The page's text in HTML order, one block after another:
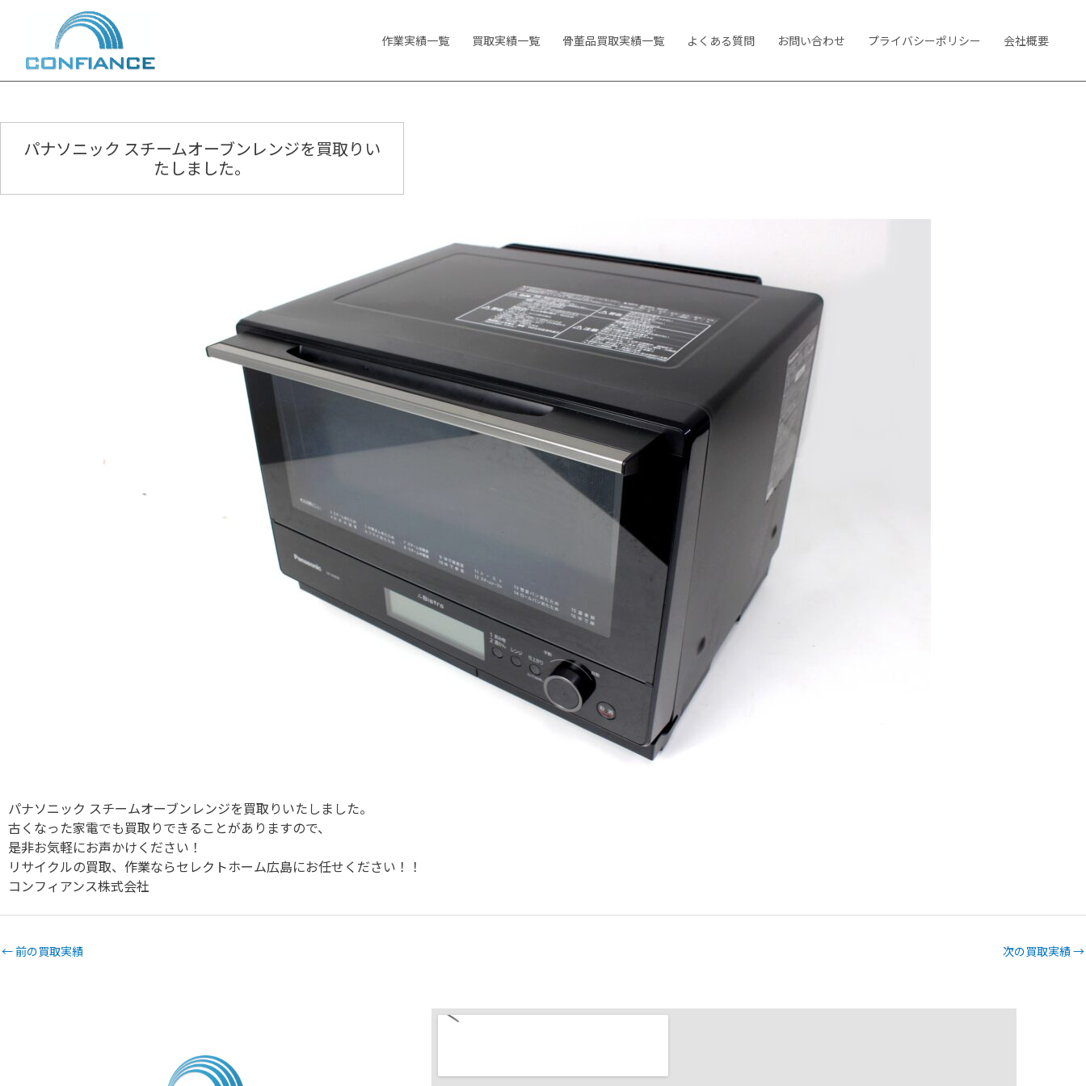
作業実績一覧 買取実績一覧 骨董品買取実績一覧 よくある質問 お問い合わせ プライバシーポリシー 会社概要
パナソニック スチームオーブンレンジを買取りい
たしました。
パナソニック スチームオーブンレンジを買取りいたしました。
古くなった家電でも買取りできることがありますので、
是非お気軽にお声かけください！
リサイクルの買取、作業ならセレクトホーム広島にお任せください！！
コンフィアンス株式会社
← 前の買取実績 次の買取実績→